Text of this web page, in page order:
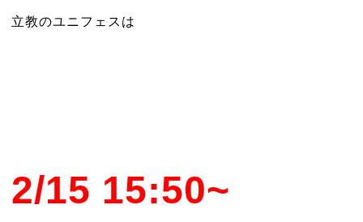
立教のユニフェスは
2/15 15:50~